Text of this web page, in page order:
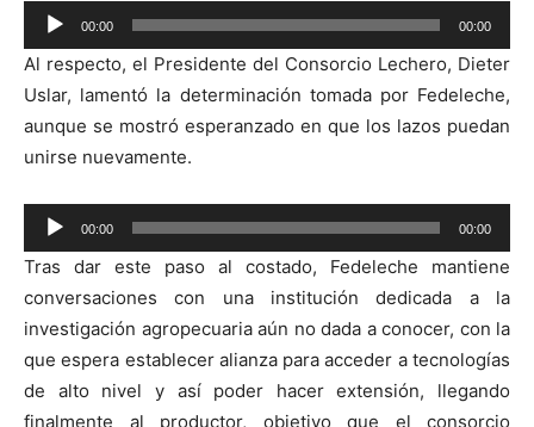
Reproductor
de
audio
00:00 00:00
Al respecto, el Presidente del Consorcio Lechero, Dieter
Uslar, lamentó la determinación tomada por Fedeleche,
aunque se mostró esperanzado en que los lazos puedan
unirse nuevamente.
Reproductor
de
audio
00:00 00:00
Tras dar este paso al costado, Fedeleche mantiene
conversaciones con una institución dedicada a la
investigación agropecuaria aún no dada a conocer, con la
que espera establecer alianza para acceder a tecnologías
de alto nivel y así poder hacer extensión, llegando
finalmente al productor, objetivo que el consorcio